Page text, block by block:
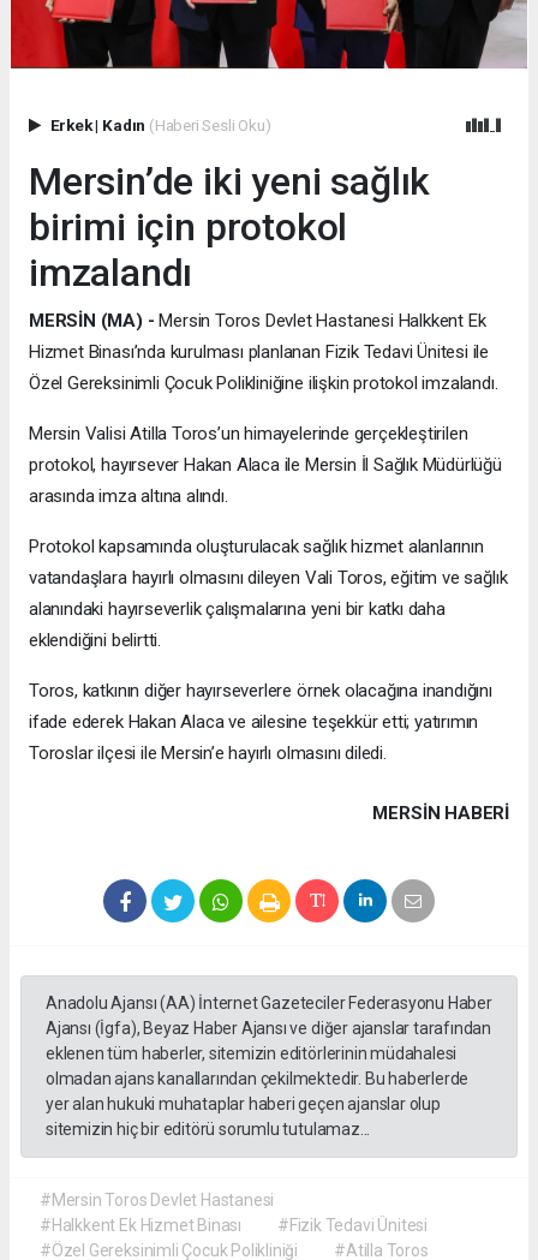
Erkek| Kadın (Haberi Sesli Oku)
Mersin’de iki yeni sağlık
birimi için protokol
imzalandı
MERSİN (MA) - Mersin Toros Devlet Hastanesi Halkkent Ek
Hizmet Binası’nda kurulması planlanan Fizik Tedavi Ünitesi ile
Özel Gereksinimli Çocuk Polikliniğine ilişkin protokol imzalandı.
Mersin Valisi Atilla Toros’un himayelerinde gerçekleştirilen
protokol, hayırsever Hakan Alaca ile Mersin İl Sağlık Müdürlüğü
arasında imza altına alındı.
Protokol kapsamında oluşturulacak sağlık hizmet alanlarının
vatandaşlara hayırlı olmasını dileyen Vali Toros, eğitim ve sağlık
alanındaki hayırseverlik çalışmalarına yeni bir katkı daha
eklendiğini belirtti.
Toros, katkının diğer hayırseverlere örnek olacağına inandığını
ifade ederek Hakan Alaca ve ailesine teşekkür etti; yatırımın
Toroslar ilçesi ile Mersin’e hayırlı olmasını diledi.
MERSIN HABERİ
Anadolu Ajansı (AA) İnternet Gazeteciler Federasyonu Haber
Ajansı (İgfa), Beyaz Haber Ajansı ve diğer ajanslar tarafından
eklenen tüm haberler, sitemizin editörlerinin müdahalesi
olmadan ajans kanallarından çekilmektedir. Bu haberlerde
yer alan hukuki muhataplar haberi geçen ajanslar olup
sitemizin hiç bir editörü sorumlu tutulamaz...
#Mersin Toros Devlet Hastanesi
#Halkkent Ek Hizmet Binası
#Fizik Tedavi Ünitesi
#Özel Gereksinimli Çocuk Polikliniği
#Atilla Toros